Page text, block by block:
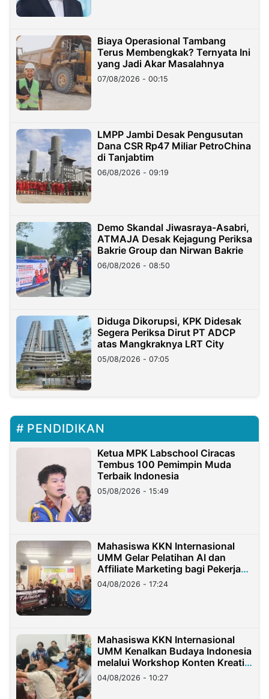
Biaya Operasional Tambang
Terus Membengkak? Ternyata Ini
yang Jadi Akar Masalahnya
07/08/2026 - 00:15
LMPP Jambi Desak Pengusutan
Dana CSR Rp47 Miliar PetroChina
di Tanjabtim
06/08/2026 - 09:19
Demo Skandal Jiwasraya-Asabri,
ATMAJA Desak Kejagung Periksa
Bakrie Group dan Nirwan Bakrie
06/08/2026 - 08:50
Diduga Dikorupsi, KPK Didesak
Segera Periksa Dirut PT ADCP
atas Mangkraknya LRT City
05/08/2026 - 07:05
PENDIDIKAN
Ketua MPK Labschool Ciracas
Tembus 100 Pemimpin Muda
Terbaik Indonesia
05/08/2026 - 15:49
Mahasiswa KKN Internasional
UMM Gelar Pelatihan AI dan
Affiliate Marketing bagi Pekerja
Migran Indonesia di Taiwan
04/08/2026 - 17:24
Mahasiswa KKN Internasional
UMM Kenalkan Budaya Indonesia
melalui Workshop Konten Kreatif
di Taiwan
04/08/2026 - 10:27